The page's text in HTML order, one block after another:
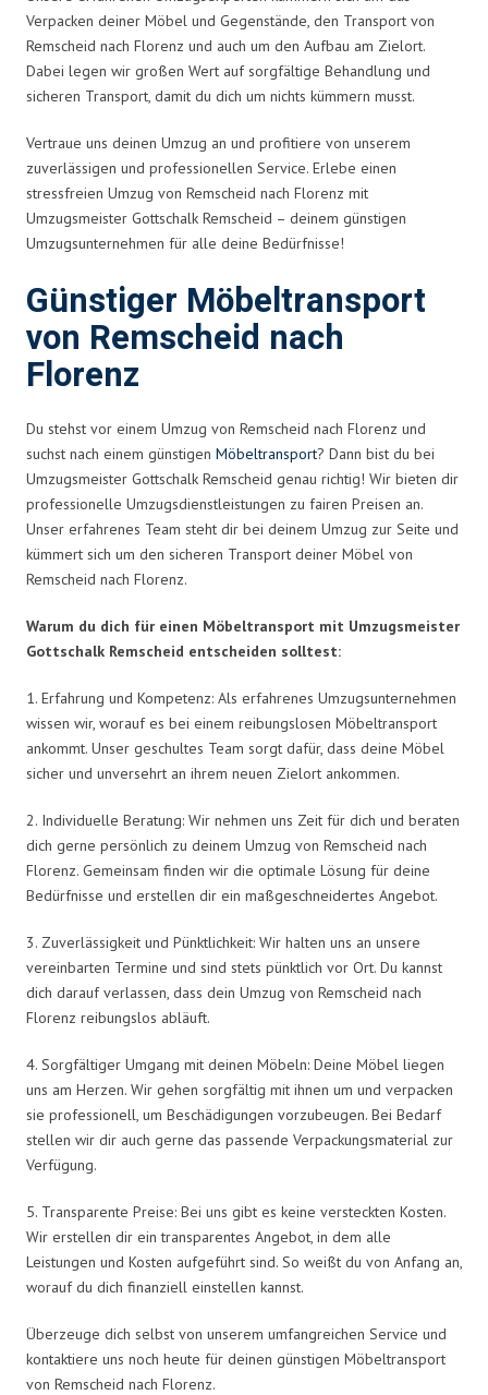
Verpacken deiner Möbel und Gegenstände, den Transport von
Remscheid nach Florenz und auch um den Aufbau am Zielort.
Dabei legen wir großen Wert auf sorgfältige Behandlung und
sicheren Transport, damit du dich um nichts kümmern musst.
Vertraue uns deinen Umzug an und profitiere von unserem
zuverlässigen und professionellen Service. Erlebe einen
stressfreien Umzug von Remscheid nach Florenz mit
Umzugsmeister Gottschalk Remscheid – deinem günstigen
Umzugsunternehmen für alle deine Bedürfnisse!
Günstiger Möbeltransport
von Remscheid nach
Florenz
Du stehst vor einem Umzug von Remscheid nach Florenz und
suchst nach einem günstigen Möbeltransport? Dann bist du bei
Umzugsmeister Gottschalk Remscheid genau richtig! Wir bieten dir
professionelle Umzugsdienstleistungen zu fairen Preisen an.
Unser erfahrenes Team steht dir bei deinem Umzug zur Seite und
kümmert sich um den sicheren Transport deiner Möbel von
Remscheid nach Florenz.
Warum du dich für einen Möbeltransport mit Umzugsmeister
Gottschalk Remscheid entscheiden solltest:
1. Erfahrung und Kompetenz: Als erfahrenes Umzugsunternehmen
wissen wir, worauf es bei einem reibungslosen Möbeltransport
ankommt. Unser geschultes Team sorgt dafür, dass deine Möbel
sicher und unversehrt an ihrem neuen Zielort ankommen.
2. Individuelle Beratung: Wir nehmen uns Zeit für dich und beraten
dich gerne persönlich zu deinem Umzug von Remscheid nach
Florenz. Gemeinsam finden wir die optimale Lösung für deine
Bedürfnisse und erstellen dir ein maßgeschneidertes Angebot.
3. Zuverlässigkeit und Pünktlichkeit: Wir halten uns an unsere
vereinbarten Termine und sind stets pünktlich vor Ort. Du kannst
dich darauf verlassen, dass dein Umzug von Remscheid nach
Florenz reibungslos abläuft.
4. Sorgfältiger Umgang mit deinen Möbeln: Deine Möbel liegen
uns am Herzen. Wir gehen sorgfältig mit ihnen um und verpacken
sie professionell, um Beschädigungen vorzubeugen. Bei Bedarf
stellen wir dir auch gerne das passende Verpackungsmaterial zur
Verfügung.
5. Transparente Preise: Bei uns gibt es keine versteckten Kosten.
Wir erstellen dir ein transparentes Angebot, in dem alle
Leistungen und Kosten aufgeführt sind. So weißt du von Anfang an,
worauf du dich finanziell einstellen kannst.
Überzeuge dich selbst von unserem umfangreichen Service und
kontaktiere uns noch heute für deinen günstigen Möbeltransport
von Remscheid nach Florenz.